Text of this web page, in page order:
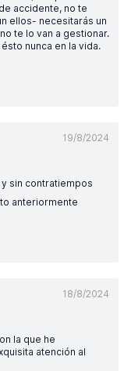
accidente, no te
ellos- necesitarás un
te lo van a gestionar.
nunca en la vida.
19/8/2024
sin contratiempos
anteriormente
18/8/2024
la que he
atención al